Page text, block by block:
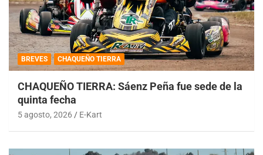
BREVES CHAQUEÑO TIERRA
CHAQUEÑO TIERRA: Sáenz Peña fue sede de la
quinta fecha
5 agosto, 2026 E-Kart